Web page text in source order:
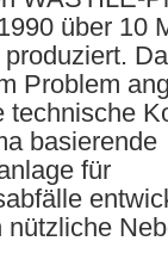
über 10
Problem
technische
basierende
für
nützliche